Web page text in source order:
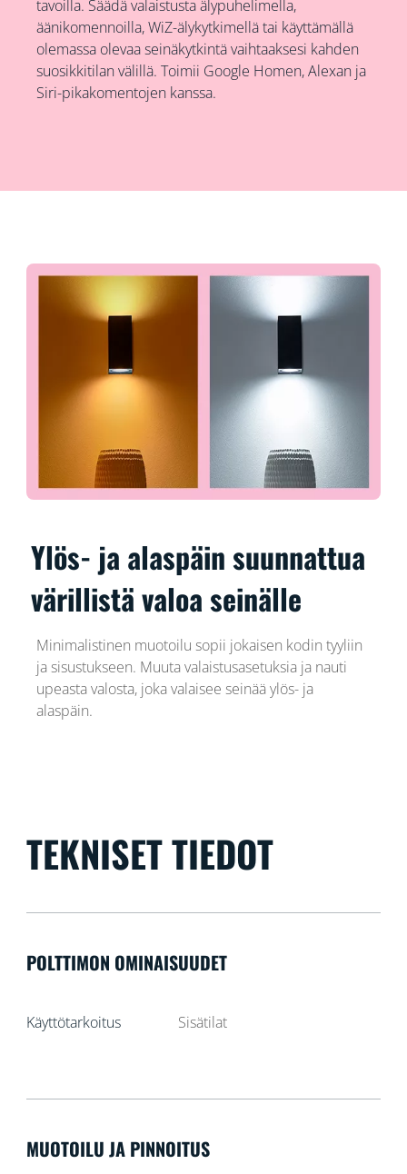
tavoilla. Säädä valaistusta älypuhelimella,
äänikomennoilla, WiZ-älykytkimellä tai käyttämällä
olemassa olevaa seinäkytkintä vaihtaaksesi kahden
suosikkitilan välillä. Toimii Google Homen, Alexan ja
Siri-pikakomentojen kanssa.
Ylös- ja alaspäin suunnattua
värillistä valoa seinälle
Minimalistinen muotoilu sopii jokaisen kodin tyyliin
ja sisustukseen. Muuta valaistusasetuksia ja nauti
upeasta valosta, joka valaisee seinää ylös- ja
alaspäin.
TEKNISET TIEDOT
POLTTIMON OMINAISUUDET
Käyttötarkoitus Sisätilat
MUOTOILU JA PINNOITUS